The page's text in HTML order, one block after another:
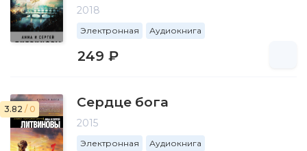
2018
Электронная Аудиокнига
249 ₽
3.82 / 0 Сердце бога
2015
Электронная Аудиокнига